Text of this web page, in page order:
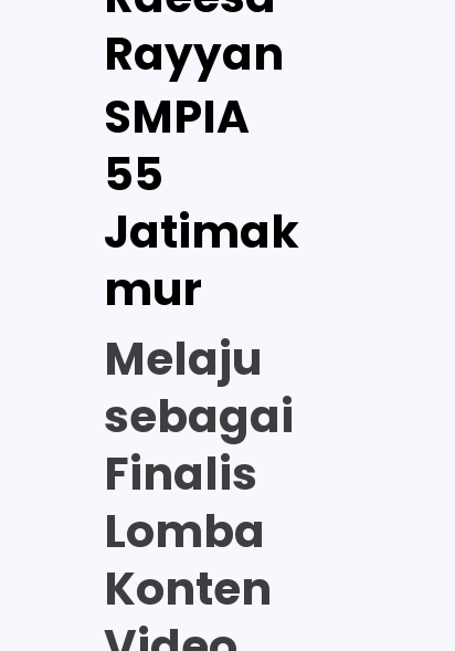
Rayyan
SMPIA
55
Jatimak
mur
Melaju
sebagai
Finalis
Lomba
Konten